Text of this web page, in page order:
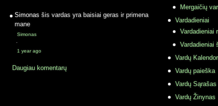
Simonas šis vardas yra baisiai geras ir primena
mane
Simonas
·
1 year ago
Daugiau komentarų
Mergaičių
Vardadieniai
Vardadieniai
Vardadieniai
Vardų
Vardų paieška
Vardų Sąrašas
Vardų Žinynas